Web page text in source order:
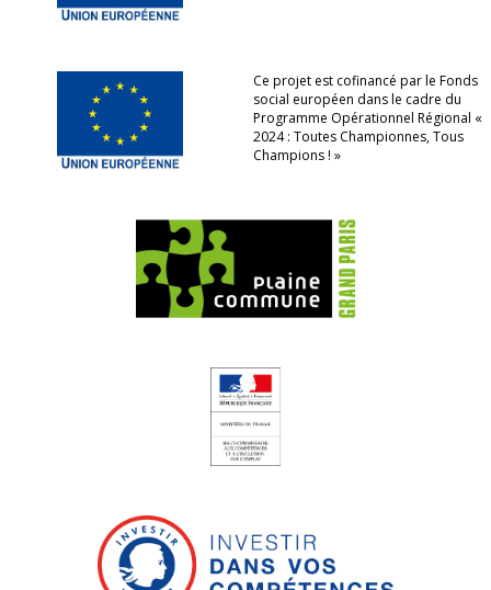
Ce projet est cofinancé par le Fonds
social européen dans le cadre du
Programme Opérationnel Régional «
2024 : Toutes Championnes, Tous
Champions ! »